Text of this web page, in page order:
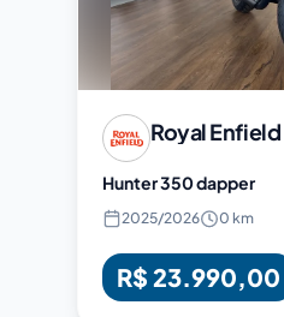
Royal Enfield
Hunter 350 dapper
2025/2026 0 km
R$ 23.990,00